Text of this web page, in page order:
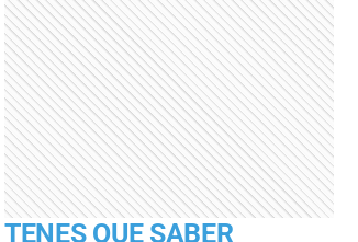
TENES QUE SABER